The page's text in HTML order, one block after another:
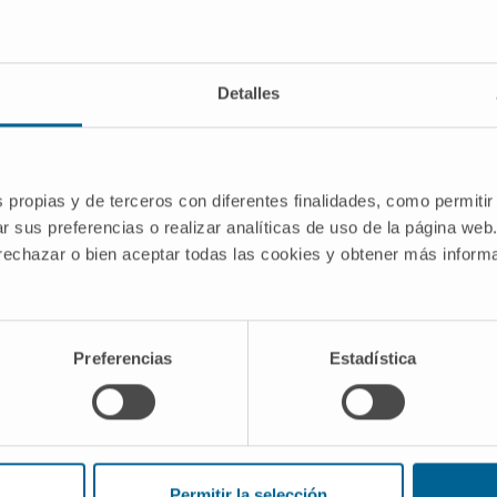
Detalles
propias y de terceros con diferentes finalidades, como
sus preferencias o realizar analíticas de uso de la página
o bien aceptar todas las cookies y obtener más
Preferencias Estadística
los productos lácteos, frutos secos y
adecuada de calcio, deben
ocasiones se asocia la administración
y utilización del calcio.
al sol es fundamental para conseguir
puede ser suficiente con treinta
y vitaminas puede predisponer a
infantil la presencia de un desayuno
de la dieta por otros menos